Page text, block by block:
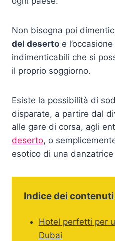
Non bisogna poi
del deserto e
indimenticabili che si
il proprio soggiorno.
Esiste la possibilità di
disparate, a partire dal
alle gare di corsa, agli
deserto, o
esotico di una
Indice dei contenuti
Hotel perfetti per
Dubai